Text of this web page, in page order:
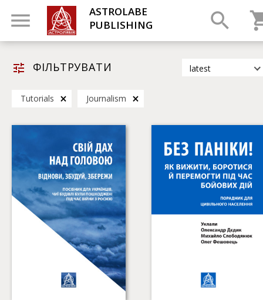
ASTROLABE
PUBLISHING
ФІЛЬТРУВАТИ
latest
by title
Tutorials Journalism